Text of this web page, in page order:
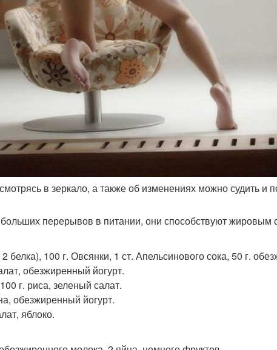
в зеркало, а также об изменениях можно судить и
перерывов в питании, они способствуют жировым
белка), 100 г. Овсянки, 1 ст. Апельсинового сока, 50 г.
обезжиренный йогурт.
г. риса, зеленый салат.
обезжиренный йогурт.
яблоко.